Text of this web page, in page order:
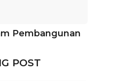
Pembangunan
POST